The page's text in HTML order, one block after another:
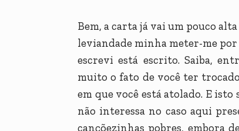
Bem, a carta já vai um pouco
leviandade minha meter-me por
escrevi está escrito. Saiba,
muito o fato de você ter
em que você está atolado. E
não interessa no caso aqui
cançõezinhas pobres, embora